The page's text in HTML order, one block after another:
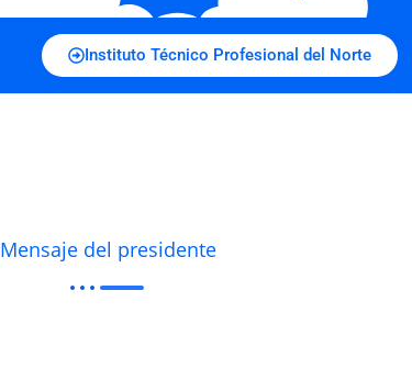
Instituto Técnico Profesional del Norte
Mensaje del presidente